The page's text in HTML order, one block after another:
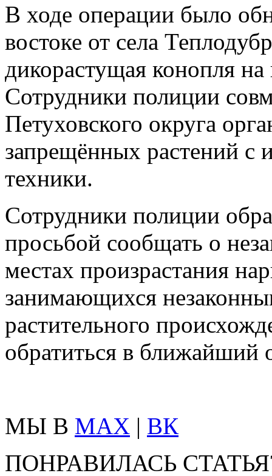
В ходе операции было
востоке от села
дикорастущая конопля
Сотрудники полиции
Петуховского округа
запрещённых растений с
техники.
Сотрудники полиции
просьбой сообщать о
местах произрастания
занимающихся
растительного
обратиться в ближайший
МЫ В MAX | ВК
ПОНРАВИЛАСЬ